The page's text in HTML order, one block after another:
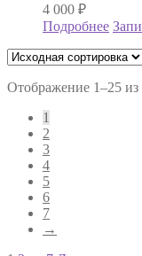
4 000 ₽
Подробнее
Отображение 1–25 из
1
2
3
4
5
6
7
→